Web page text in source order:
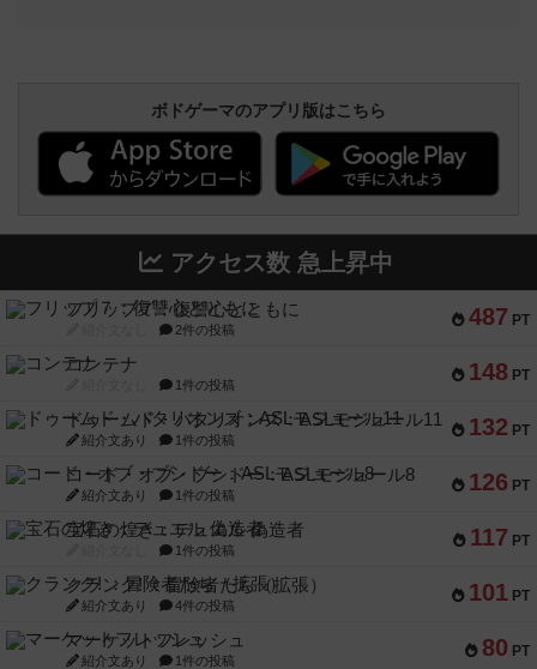
ボドゲーマのアプリ版はこちら
アクセス数 急上昇中
487 PT
フリップ７：復讐心とともに
2件の投稿
148 PT
コンテナ
1件の投稿
132 PT
ドゥームド・バタリオンズ：ASLモジュール11
紹介文あり 1件の投稿
126 PT
コード・オブ・ブシドー：ASLモジュール8
紹介文あり 1件の投稿
117 PT
宝石の煌き：デュエル 偽造者
1件の投稿
101 PT
クランク! ：冒険者たち（拡張）
紹介文あり 4件の投稿
80 PT
マーケットフレッシュ
紹介文あり 1件の投稿